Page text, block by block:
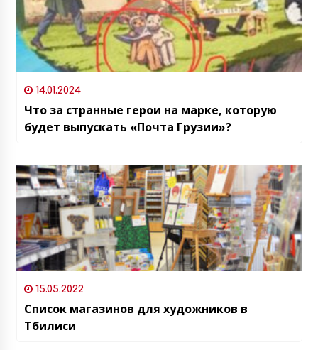
14.01.2024
Что за странные герои на марке, которую
будет выпускать «Почта Грузии»?
15.05.2022
Список магазинов для художников в
Тбилиси